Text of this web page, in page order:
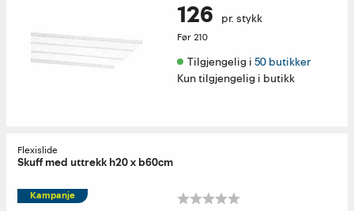
126 pr. stykk
Før210
Tilgjengelig i 50 butikker
Kun tilgjengelig i butikk
Flexislide
Skuff med uttrekk h20 x b60cm
Kampanje